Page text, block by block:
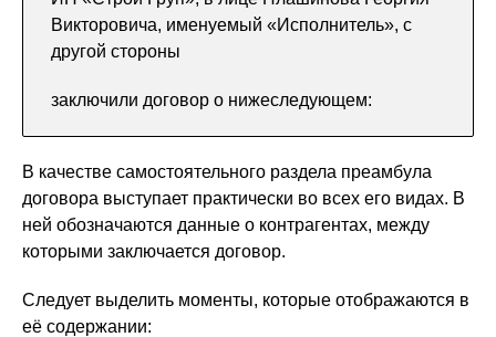
Викторовича, именуемый «Исполнитель», с
другой стороны
заключили договор о нижеследующем:
В качестве самостоятельного раздела преамбула
договора выступает практически во всех его видах. В
ней обозначаются данные о контрагентах, между
которыми заключается договор.
Следует выделить моменты, которые отображаются в
её содержании: